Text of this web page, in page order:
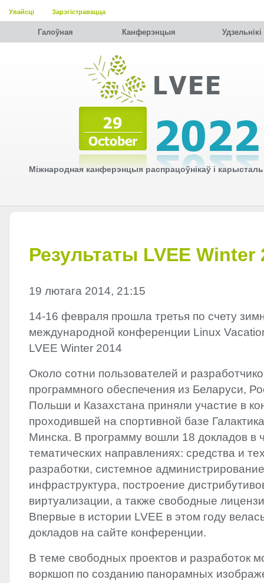
Увайсці Зарэгістравацца
Галоўная Канферэнцыя Удзельнiкi
Міжнародная канферэнцыя распрацоўнікаў і
Результаты LVEE Winter
19 лютага 2014, 21:15
14-16 февраля прошла третья по счету
международной конференции Linux
LVEE Winter 2014
Около сотни пользователей и
программного обеспечения из Беларуси,
Польши и Казахстана приняли участие в
проходившей на спортивной базе
Минска. В программу вошли 18 докладов в
тематических направлениях: средства и
разработки, системное
инфраструктура, построение
виртуализации, а также свободные
Впервые в истории LVEE в этом году
докладов на сайте конференции.
В теме свободных проектов и разработок
воркшоп по созданию панорамных